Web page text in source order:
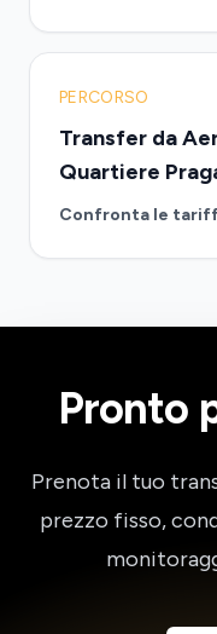
PERCORSO
Transfer da
Quartiere
Confronta le
Pronto
Prenota il tuo
prezzo fisso,